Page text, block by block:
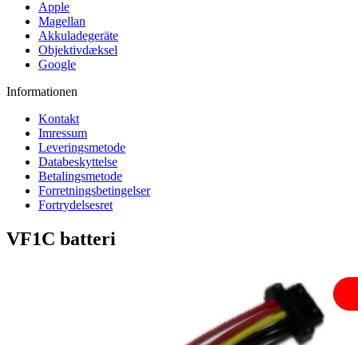
Apple
Magellan
Akkuladegeräte
Objektivdæksel
Google
Informationen
Kontakt
Imressum
Leveringsmetode
Databeskyttelse
Betalingsmetode
Forretningsbetingelser
Fortrydelsesret
VF1C batteri